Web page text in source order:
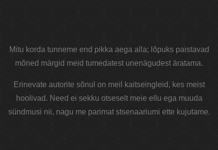
Mitu korda tunneme end pikka aega alla; lõpuks paistavad
mõned märgid meid tumedatest unenägudest äratama.
Erinevate autorite sõnul on meil kaitseingleid, kes meist
hoolivad. Need ei sekku otseselt meie ellu ega muuda
sündmusi nii, nagu me parimat stsenaariumi ette kujutame.